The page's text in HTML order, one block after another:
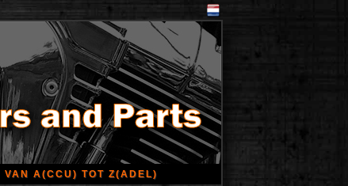
VAN A(CCU) TOT Z(ADEL)